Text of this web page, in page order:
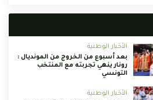
الأخبار الوطنية
بعد أسبوع من الخروج من المونديال :
رونار ينهي تجربته مع المنتخب
التونسي
الأخبار الوطنية